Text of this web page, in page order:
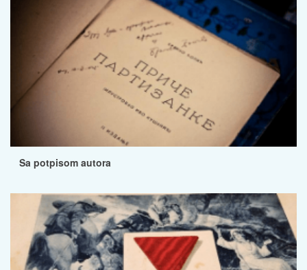
Sa potpisom autora